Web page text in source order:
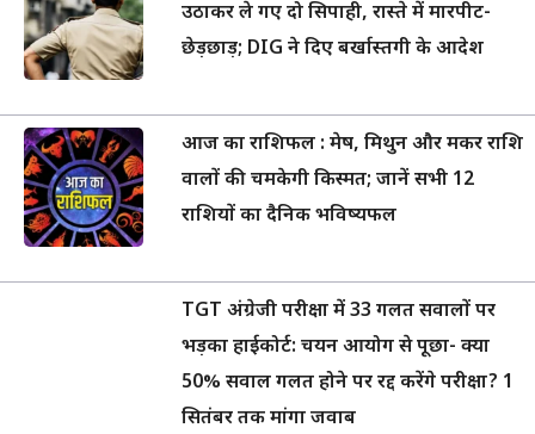
उठाकर ले गए दो सिपाही, रास्ते में मारपीट-
छेड़छाड़; DIG ने दिए बर्खास्तगी के आदेश
आज का राशिफल : मेष, मिथुन और मकर राशि
वालों की चमकेगी किस्मत; जानें सभी 12
राशियों का दैनिक भविष्यफल
TGT अंग्रेजी परीक्षा में 33 गलत सवालों पर
भड़का हाईकोर्ट: चयन आयोग से पूछा- क्या
50% सवाल गलत होने पर रद्द करेंगे परीक्षा? 1
सितंबर तक मांगा जवाब